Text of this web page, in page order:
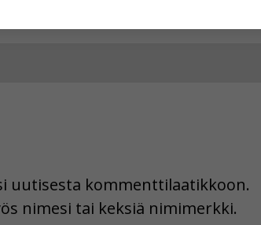
uutisesta kommenttilaatikkoon.
nimesi tai keksiä nimimerkki.